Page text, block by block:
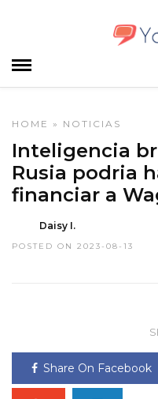
HOME » NOTICIAS
Inteligencia
Rusia podria
financiar a
Daisy I.
POSTED ON 2023-08-13
Share On Facebook